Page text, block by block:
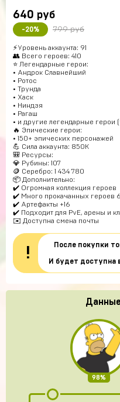
640 руб
-20% 799 руб
⚡Уровень аккаунта: 91
👥 Всего героев: 410
⭐ Легендарные герои:
• Андрок Славнейший
• Ротос
• Трунда
• Хаск
• Ниндзя
• Рагаш
• и другие легендарные герои
🔥 Эпические герои:
• 150+ эпических персонажей
💪 Сила аккаунта: 850K
🎒 Ресурсы:
💎 Рубины: 107
🪙 Серебро: 1 434 780
📦 Дополнительно:
✔️ Огромная коллекция героев
✔️ Много прокачанных героев
✔️ Артефакты +16
✔️ Подходит для PvE, арены и
✉️ Доступна смена почты
!
После покупки
И будет доступна
98%